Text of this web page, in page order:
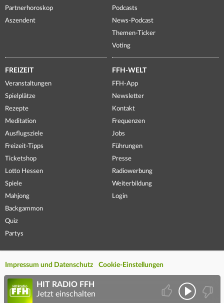
Partnerhoroskop
Aszendent
Podcasts
News-Podcast
Themen-Ticker
Voting
FREIZEIT
Veranstaltungen
Spielplätze
Rezepte
Meditation
Ausflugsziele
Freizeit-Tipps
Ticketshop
Lotto Hessen
Spiele
Mahjong
Backgammon
Quiz
Partys
FFH-WELT
FFH-App
Newsletter
Kontakt
Frequenzen
Jobs
Führungen
Presse
Radiowerbung
Weiterbildung
Login
Impressum und Datenschutz Cookie-Einstellungen
HIT RADIO FFH
Jetzt einschalten